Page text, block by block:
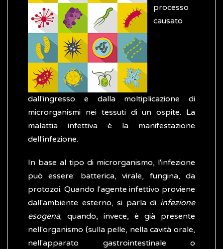
processo
causato
dall'ingresso e dalla moltiplicazione di
microrganismi nei tessuti di un ospite. La
malattia infettiva è la manifestazione
dell'infezione.
In base al tipo di microrganismo, l'infezione
può essere: batterica, virale, fungina, da
protozoi. Quando l'agente infettivo proviene
dall'ambiente esterno, si parla di infezione
esogena; quando, invece, è già presente
nell'organismo (sulla pelle, nella cavità orale,
nell'apparato gastrointestinale o